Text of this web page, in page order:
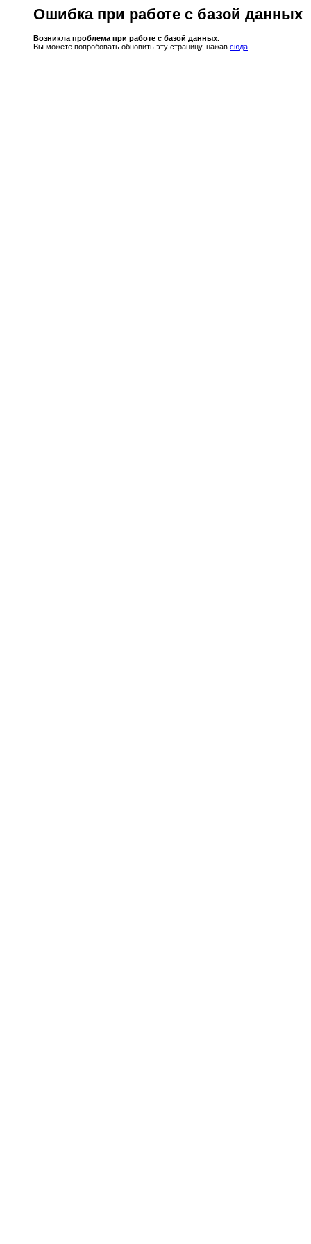
Ошибка при работе с базой данных
Возникла проблема при работе с базой данных.
Вы можете попробовать обновить эту страницу, нажав сюда